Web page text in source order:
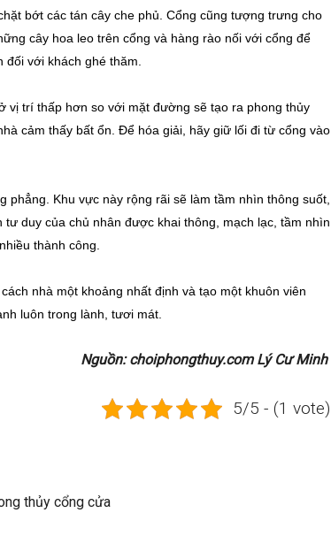
bớt các tán cây che phủ. Cổng cũng tượng trưng cho
cây hoa leo trên cổng và hàng rào nối với cổng để
với khách ghé thăm.
vị trí thấp hơn so với mặt đường sẽ tạo ra phong thủy
cảm thấy bất ổn. Để hóa giải, hãy giữ lối đi từ cổng vào
Khu vực này rộng rãi sẽ làm tầm nhìn thông suốt,
duy của chủ nhân được khai thông, mạch lạc, tầm nhìn
thành công.
nhà một khoảng nhất định và tạo một khuôn viên
luôn trong lành, tươi mát.
Nguồn: choiphongthuy.com Lý Cư Minh
5/5 - (1 vote)
thủy cổng cửa